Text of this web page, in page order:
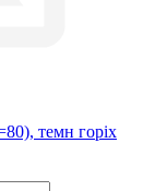
темн горіх